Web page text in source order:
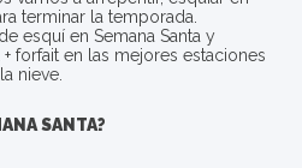
terminar la temporada.
esquí en Semana Santa y
forfait en las mejores estaciones
nieve.
SANTA?